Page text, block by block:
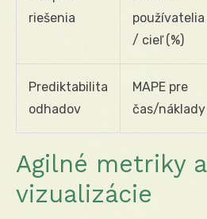
riešenia
používatelia
/ cieľ (%)
Prediktabilita
odhadov
MAPE pre
čas/náklady
Agilné metriky a
vizualizácie